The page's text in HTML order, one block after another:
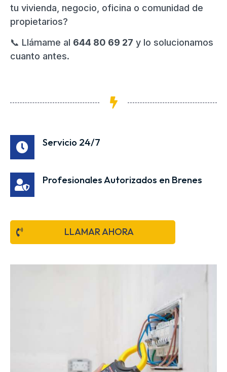
tu vivienda, negocio, oficina o comunidad de
propietarios?
📞 Llámame al 644 80 69 27 y lo solucionamos
cuanto antes.
Servicio 24/7
Profesionales Autorizados en Brenes
LLAMAR AHORA